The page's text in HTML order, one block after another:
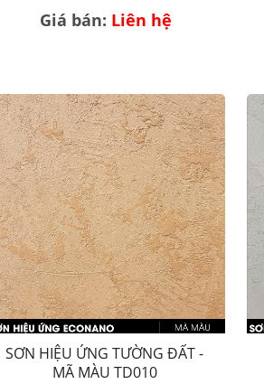
Giá bán: Liên hệ
SƠN HIỆU ỨNG TƯỜNG ĐẤT -
MÃ MÀU TD010